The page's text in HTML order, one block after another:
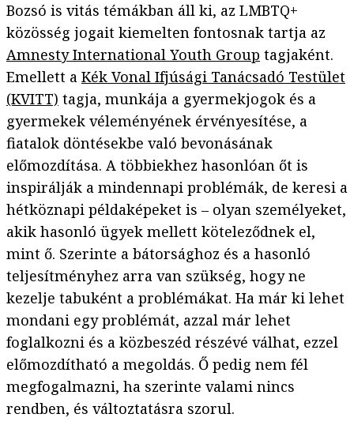
Bozsó is vitás témákban áll ki, az LMBTQ+
közösség jogait kiemelten fontosnak tartja az
Amnesty International Youth Group tagjaként.
Emellett a Kék Vonal Ifjúsági Tanácsadó Testület
(KVITT) tagja, munkája a gyermekjogok és a
gyermekek véleményének érvényesítése, a
fiatalok döntésekbe való bevonásának
előmozdítása. A többiekhez hasonlóan őt is
inspirálják a mindennapi problémák, de keresi a
hétköznapi példaképeket is – olyan személyeket,
akik hasonló ügyek mellett köteleződnek el,
mint ő. Szerinte a bátorsághoz és a hasonló
teljesítményhez arra van szükség, hogy ne
kezelje tabuként a problémákat. Ha már ki lehet
mondani egy problémát, azzal már lehet
foglalkozni és a közbeszéd részévé válhat, ezzel
előmozdítható a megoldás. Ő pedig nem fél
megfogalmazni, ha szerinte valami nincs
rendben, és változtatásra szorul.